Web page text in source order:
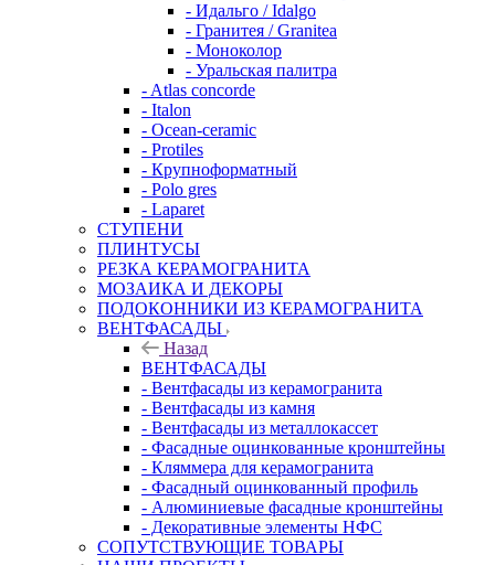
- Идальго / Idalgo
- Гранитея / Granitea
- Моноколор
- Уральская палитра
- Atlas concorde
- Italon
- Ocean-ceramic
- Protiles
- Крупноформатный
- Polo gres
- Laparet
СТУПЕНИ
ПЛИНТУСЫ
РЕЗКА КЕРАМОГРАНИТА
МОЗАИКА И ДЕКОРЫ
ПОДОКОННИКИ ИЗ КЕРАМОГРАНИТА
ВЕНТФАСАДЫ
Назад
ВЕНТФАСАДЫ
- Вентфасады из керамогранита
- Вентфасады из камня
- Вентфасады из металлокассет
- Фасадные оцинкованные кронштейны
- Кляммера для керамогранита
- Фасадный оцинкованный профиль
- Алюминиевые фасадные кронштейны
- Декоративные элементы НФС
СОПУТСТВУЮЩИЕ ТОВАРЫ